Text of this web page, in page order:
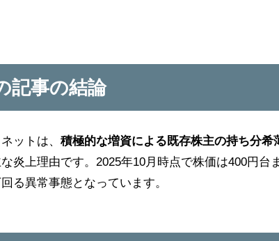
記事の結論
ネットは、積極的な増資による既存株主の持ち分希
炎上理由です。2025年10月時点で株価は400円
る異常事態となっています。